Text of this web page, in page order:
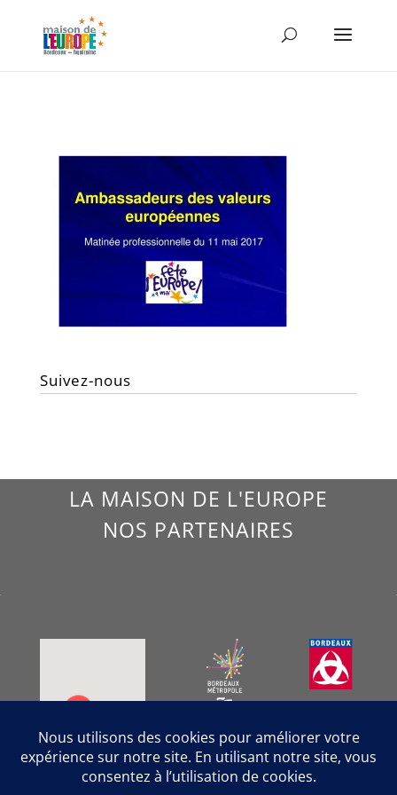
Suivez-nous
LA MAISON DE L'EUROPE
NOS PARTENAIRES